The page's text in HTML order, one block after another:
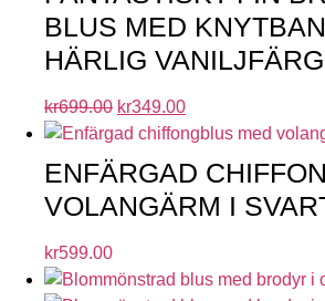
BLUS MED
HÄRLIG VANILJFÄRG
kr699.00 kr349.00
ENFÄRGAD
VOLANGÄRM I
kr599.00